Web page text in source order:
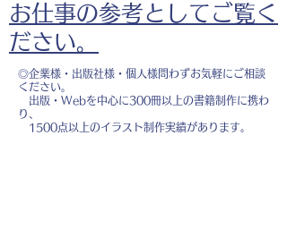
お仕事の参考としてご覧く
ださい。
◎企業様・出版社様・個人様問わずお気軽にご相談
ください。
出版・Webを中心に300冊以上の書籍制作に携わ
り、
1500点以上のイラスト制作実績があります。